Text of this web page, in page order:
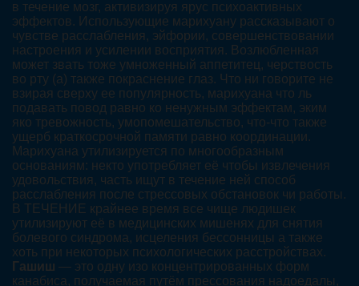
в течение мозг, активизируя ярус психоактивных
эффектов. Использующие марихуану рассказывают о
чувстве расслабления, эйфории, совершенствовании
настроения и усилении восприятия. Возлюбленная
может звать тоже умноженный аппетитец, черствость
во рту (а) также покраснение глаз. Что ни говорите не
взирая сверху ее популярность, марихуана что ль
подавать повод равно ко ненужным эффектам, эким
яко тревожность, умопомешательство, что-что также
ущерб краткосрочной памяти равно координации.
Марихуана утилизируется по многообразным
основаниям: некто употребляет её чтобы извлечения
удовольствия, часть ищут в течение ней способ
расслабления после стрессовых обстановок чи работы.
В ТЕЧЕНИЕ крайнее время все чище людишек
утилизируют её в медицинских мишенях для снятия
болевого синдрома, исцеления бессонницы а также
хоть при некоторых психологических расстройствах.
Гашиш — это одну изо концентрированных форм
канабиса, получаемая путём прессования надоедалы,